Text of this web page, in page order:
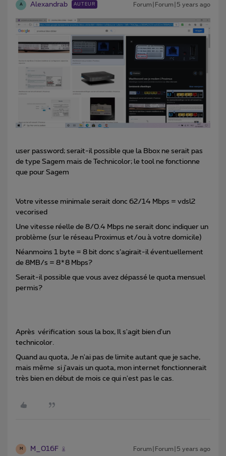
A Alexandrab AUTEUR Forum|Forum|5 years ago
user password; serait-il possible que la Bbox ne serait pas
de type Sagem mais de Technicolor; le tool ne fonctionne
que pour Sagem
Votre vitesse minimale serait donc 62/14 Mbps = vdsl2
vecorised
Une vitesse réelle de 8/0.4 Mbps ne serait donc indiquer un
problème (sur le réseau Proximus et/ou à votre domicile)
Néanmoins 1 byte = 8 bit donc s’agirait-il éventuellement
de 8MB/s = 8*8 Mbps?
Serait-il possible que vous avez dépassé le quota mensuel
permis?
Après vérification sous la box, Il s'agit bien d'un
technicolor.
Quand au quota, Je n'ai pas de limite autant que je sache,
mais même si j'avais un quota, mon internet fonctionnerait
très bien en début de mois ce qui n'est pas le cas.
M M_016F Forum|Forum|5 years ago